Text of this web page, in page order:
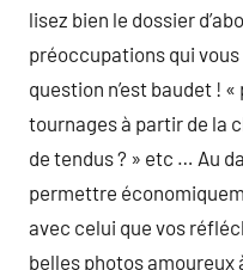
lisez bien le dossier
préoccupations qui vous
question n’est baudet !
tournages à partir de la
de tendus ? » etc … Au
permettre
avec celui que vos
belles photos